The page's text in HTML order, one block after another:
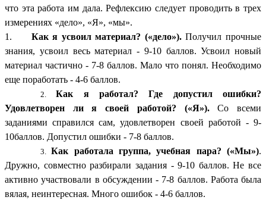
что эта работа им дала. Рефлексию следует проводить в трех
измерениях «дело», «Я», «мы».
1.
Как я усвоил материал? («дело»).Получил прочные
знания, усвоил весь материал - 9-10 баллов. Усвоил новый
материал частично - 7-8 баллов. Мало что понял. Необходимо
еще поработать - 4-6 баллов.
Как я работал? Где допустил ошибки?
Удовлетворен ли я своей работой? («Я»).Со всеми
заданиями справился сам, удовлетворен своей работой - 9-
10баллов. Допустил ошибки - 7-8 баллов.
Как работала группа, учебная пара? («Мы»).
Дружно, совместно разбирали задания - 9-10 баллов. Не все
активно участвовали в обсуждении - 7-8 баллов. Работа была
вялая, неинтересная. Много ошибок - 4-6 баллов.